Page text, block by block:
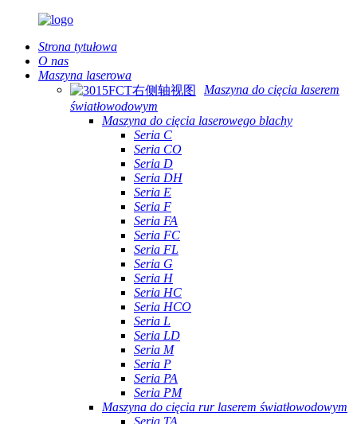
Strona tytułowa
O nas
Maszyna laserowa
Maszyna do cięcia laserem
światłowodowym
Maszyna do cięcia laserowego blachy
Seria C
Seria CO
Seria D
Seria DH
Seria E
Seria F
Seria FA
Seria FC
Seria FL
Seria G
Seria H
Seria HC
Seria HCO
Seria L
Seria LD
Seria M
Seria P
Seria PA
Seria PM
Maszyna do cięcia rur laserem światłowodowym
Seria TA